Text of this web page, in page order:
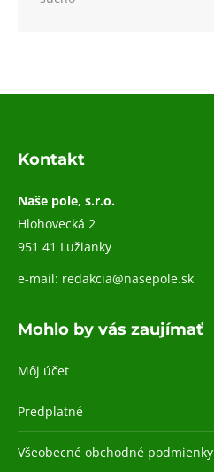
Kontakt
Naše pole, s.r.o.
Hlohovecká 2
951 41 Lužianky
e-mail: redakcia@nasepole.sk
Mohlo by vás zaujímať
Môj účet
Predplatné
Všeobecné obchodné podmienky